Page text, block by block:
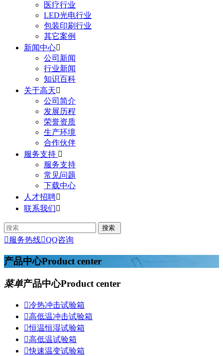
医疗行业
LED光电行业
包装印刷行业
其它案例
新闻中心
公司新闻
行业新闻
知识百科
关于高天
公司简介
发展历程
荣誉资质
生产环境
合作伙伴
服务支持 
服务支持
常见问题
下载中心
人才招聘
联系我们
 服务热线QQ咨询
产品中心Product center
菜单产品中心Product center
冷热冲击试验箱
高低温冲击试验箱
恒温恒湿试验箱
高低温试验箱
快速温变试验箱